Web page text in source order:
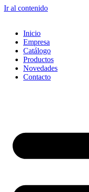
Ir al contenido
Inicio
Empresa
Catálogo
Productos
Novedades
Contacto